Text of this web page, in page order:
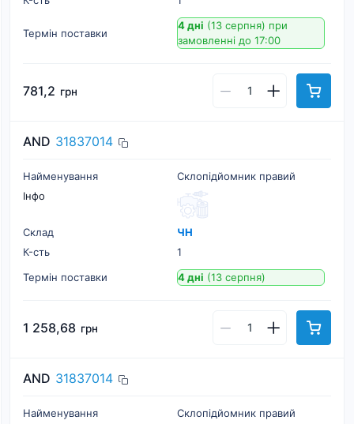
Термін поставки
4 дні (13 серпня) при
замовленні до 17:00
781,2 грн
AND 31837014
Найменування
Склопідйомник правий
Інфо
Склад
ЧН
К-cть
1
Термін поставки
4 дні (13 серпня)
1 258,68 грн
AND 31837014
Найменування
Склопідйомник правий